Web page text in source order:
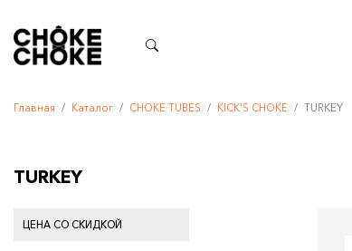
Главная Каталог CHOKE TUBES KICK'S CHOKE TURKEY
TURKEY
ЦЕНА СО СКИДКОЙ